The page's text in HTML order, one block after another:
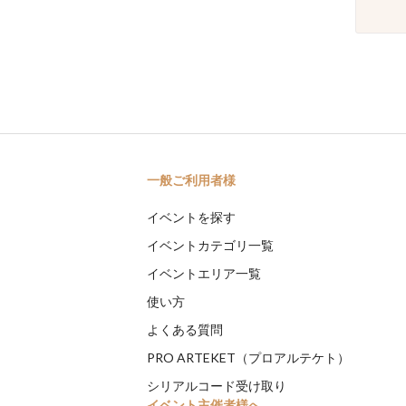
一般ご利用者様
イベントを探す
イベントカテゴリ一覧
イベントエリア一覧
使い方
よくある質問
PRO ARTEKET（プロアルテケト）
シリアルコード受け取り